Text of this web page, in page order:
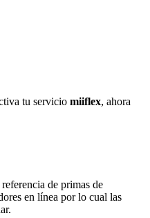
tu servicio miiflex, ahora
de primas de
en línea por lo cual las